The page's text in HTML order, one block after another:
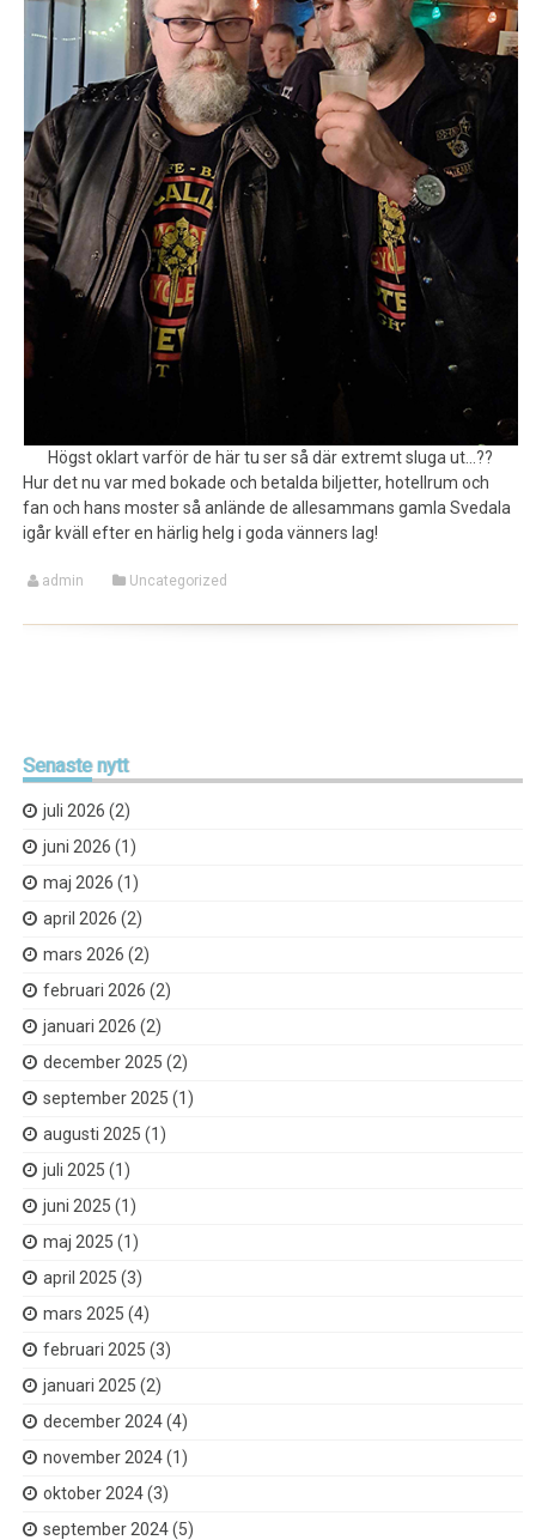
Högst oklart varför de här tu ser så där extremt sluga ut…??
Hur det nu var med bokade och betalda biljetter, hotellrum och
fan och hans moster så anlände de allesammans gamla Svedala
igår kväll efter en härlig helg i goda vänners lag!
admin Uncategorized
Senastenytt
juli 2026 (2)
juni 2026 (1)
maj 2026 (1)
april 2026 (2)
mars 2026 (2)
februari 2026 (2)
januari 2026 (2)
december 2025 (2)
september 2025 (1)
augusti 2025 (1)
juli 2025 (1)
juni 2025 (1)
maj 2025 (1)
april 2025 (3)
mars 2025 (4)
februari 2025 (3)
januari 2025 (2)
december 2024(4)
november 2024(1)
oktober 2024(3)
september 2024(5)